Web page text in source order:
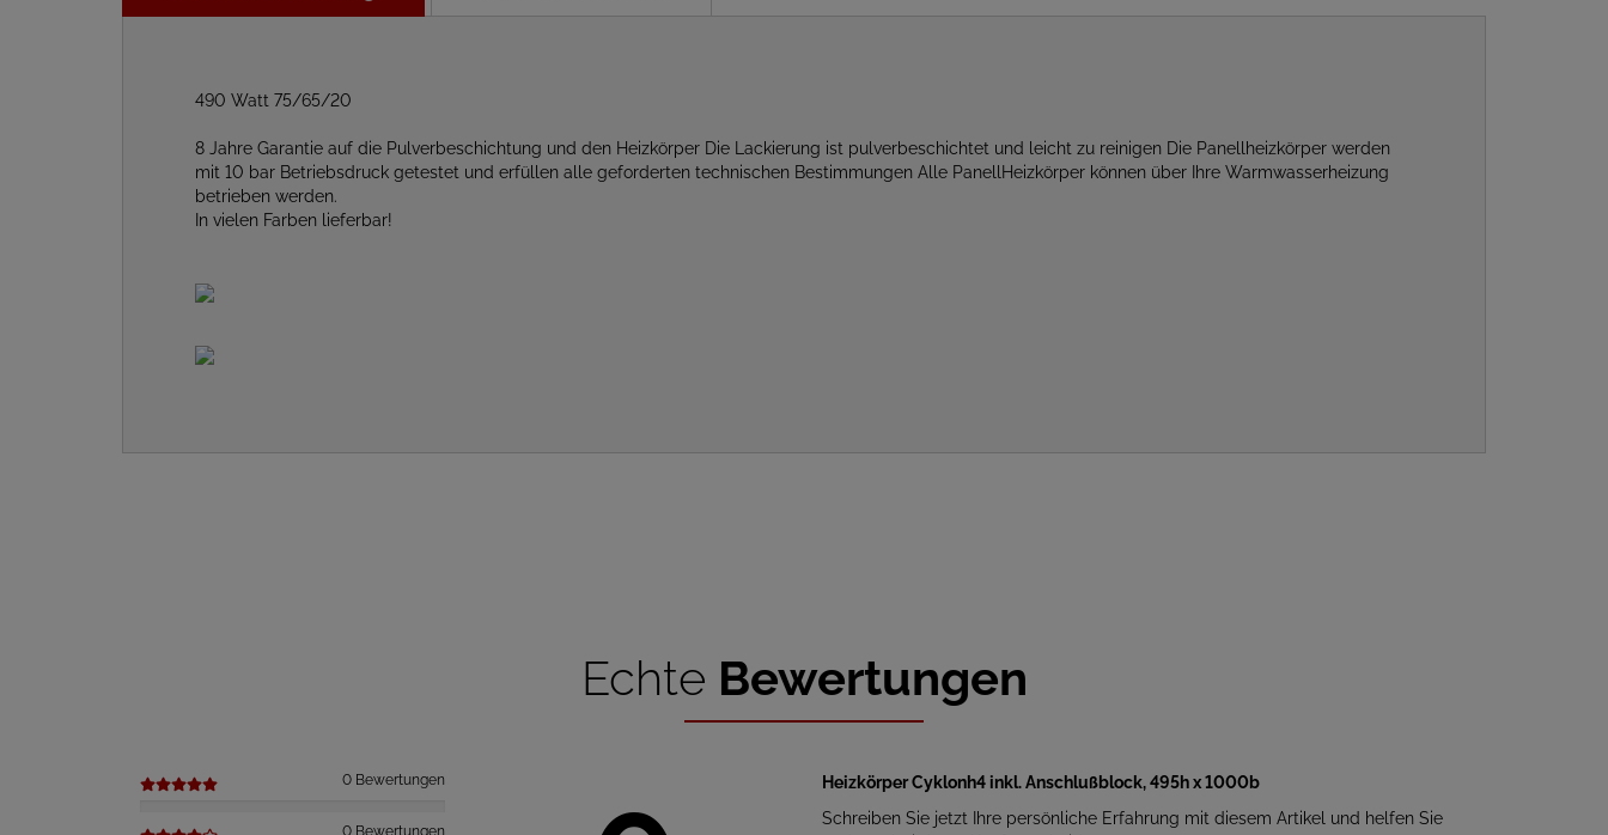
490 Watt 75/65/20
8 Jahre Garantie auf die Pulverbeschichtung und den Heizkörper Die Lackierung ist pulverbeschichtet und leicht zu reinigen Die Panellheizkörper werden
mit 10 bar Betriebsdruck getestet und erfüllen alle geforderten technischen Bestimmungen Alle PanellHeizkörper können über Ihre Warmwasserheizung
betrieben werden.
In vielen Farben lieferbar!
Echte Bewertungen
0 Bewertungen
0 Bewertungen
Heizkörper Cyklonh4 inkl. Anschlußblock, 495h x 1000b
Schreiben Sie jetzt Ihre persönliche Erfahrung mit diesem Artikel und helfen Sie